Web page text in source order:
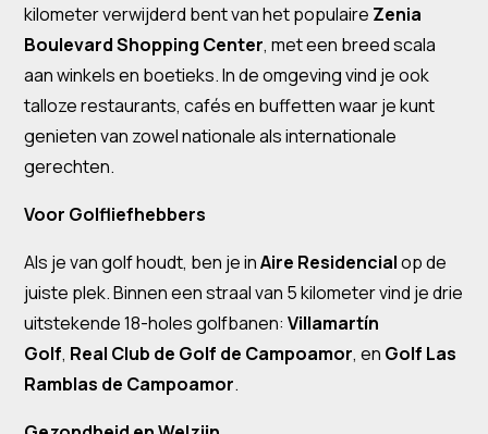
kilometer verwijderd bent van het populaire Zenia
Boulevard Shopping Center, met een breed scala
aan winkels en boetieks. In de omgeving vind je ook
talloze restaurants, cafés en buffetten waar je kunt
genieten van zowel nationale als internationale
gerechten.
Voor Golfliefhebbers
Als je van golf houdt, ben je inAire Residencialop de
juiste plek. Binnen een straal van 5 kilometer vind je drie
uitstekende 18-holes golfbanen:Villamartín
Golf, Real Club de Golf de Campoamor, en Golf Las
Ramblas de Campoamor.